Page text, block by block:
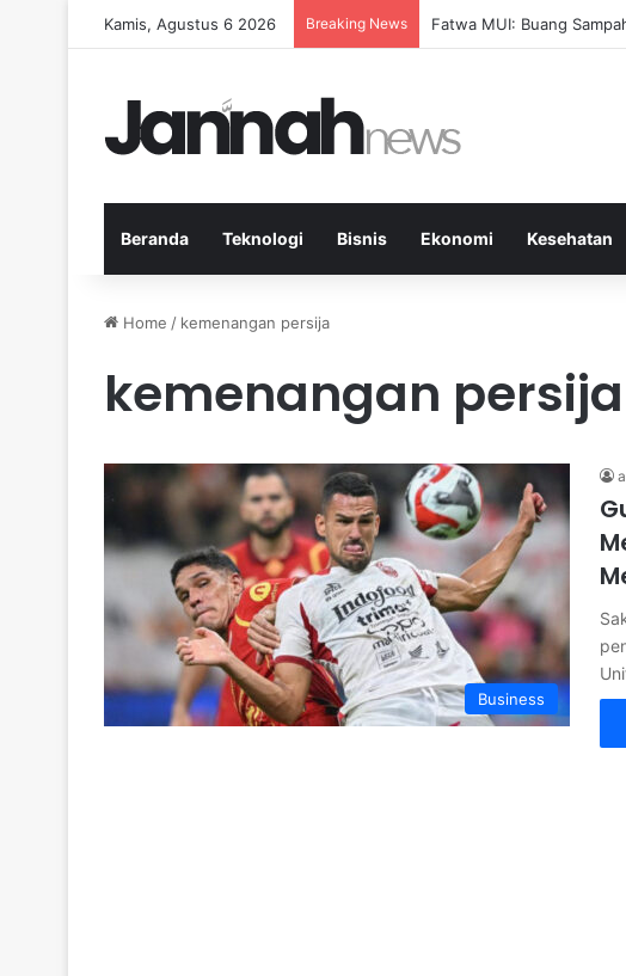
Kamis, Agustus 6 2026 Breaking News Pep Guardiola
Beranda Teknologi Bisnis Ekonomi Kesehatan
Home / kemenangan persija
kemenangan persija
Business